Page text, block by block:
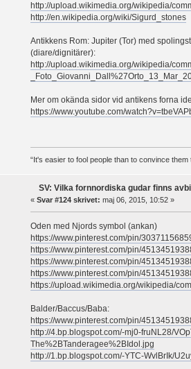
http://upload.wikimedia.org/wikipedia/
http://en.wikipedia.org/wiki/Sigurd_stones
Antikkens Rom: Jupiter (Tor) med
(diare/dignitärer):
http://upload.wikimedia.org/wikipedia/
Mer om okända sidor vid antikens forna
https://www.youtube.com/
“It's easier to fool people than to convince them
SV: Vilka fornnordiska gudar finns
« Svar #124 skrivet: maj 06, 2015, 10:52 »
Oden med Njords symbol (ankan)
https://www.pinterest.com/pin/
https://www.pinterest.com/pin/
https://www.pinterest.com/pin/
https://www.pinterest.com/pin/
https://upload.wikimedia.org/wikipedia/
Balder/Baccus/Baba:
https://www.pinterest.com/pin/
http://4.bp.blogspot.com/-mj0-fruNL28/
The%2BTanderagee%2BIdol.jpg
http://1.bp.blogspot.com/-YTC-WvlBrIk/